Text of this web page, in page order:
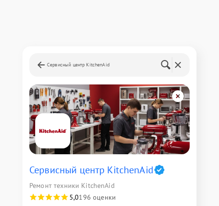
Сервисный центр KitchenAid
Сервисный центр KitchenAid
Ремонт техники KitchenAid
5,0196 оценки